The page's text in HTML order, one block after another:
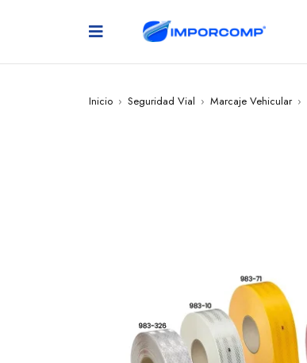
Inicio › Seguridad Vial › Marcaje Vehicular ›